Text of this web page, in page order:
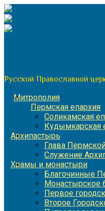
Перейти
к
содержимому
Русской Православной
Митрополия
Пермская епархия
Соликамская
Кудымкарская
Архипастырь
Глава
Служение
Храмы и монастыри
Благочинные
Монастырское
Первое
Второе